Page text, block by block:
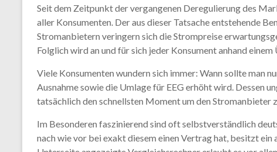
Seit dem Zeitpunkt der vergangenen Deregulierung des
aller Konsumenten. Der aus dieser Tatsache entstehende
Stromanbietern veringern sich die Strompreise
Folglich wird an und für sich jeder Konsument anhand
Viele Konsumenten wundern sich immer: Wann sollte man
Ausnahme sowie die Umlage für EEG erhöht wird. Dessen
tatsächlich den schnellsten Moment um den Stromanbieter
Im Besonderen faszinierend sind oft selbstverständlich
nach wie vor bei exakt diesem einen Vertrag hat, besitzt